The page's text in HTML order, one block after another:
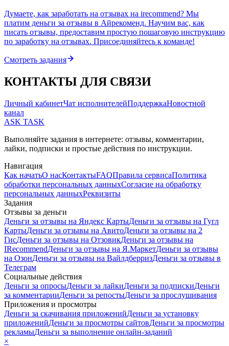
Думаете, как заработать на отзывах на irecommend? Мы
платим деньги за отзывы в Айрекоменд. Научим вас, как
писать отзывы, предоставим простую пошаговую инструкцию
по заработку на отзывах. Присоединяйтесь к команде!
Смотреть задания
КОНТАКТЫ ДЛЯ СВЯЗИ
Личный кабинетЧат исполнителейПоддержкаНовостной
канал
ASK TASK
Выполняйте задания в интернете: отзывы, комментарии,
лайки, подписки и простые действия по инструкции.
Навигация
Как начатьО насКонтактыFAQПравила сервисаПолитика
обработки персональных данныхСогласие на обработку
персональных данныхРеквизиты
Задания
Отзывы за деньги
Деньги за отзывы на Яндекс КартыДеньги за отзывы на Гугл
КартыДеньги за отзывы на АвитоДеньги за отзывы на 2
ГисДеньги за отзывы на ОтзовикДеньги за отзывы на
IRecommendДеньги за отзывы на Я.МаркетДеньги за отзывы
на ОзонДеньги за отзывы на ВайлдберризДеньги за отзывы в
Телеграм
Социальные действия
Деньги за опросыДеньги за лайкиДеньги за подпискиДеньги
за комментарииДеньги за репостыДеньги за прослушивания
Приложения и просмотры
Деньги за скачивания приложенийДеньги за установку
приложенийДеньги за просмотры сайтовДеньги за просмотры
рекламыДеньги за выполнение онлайн-заданий
×